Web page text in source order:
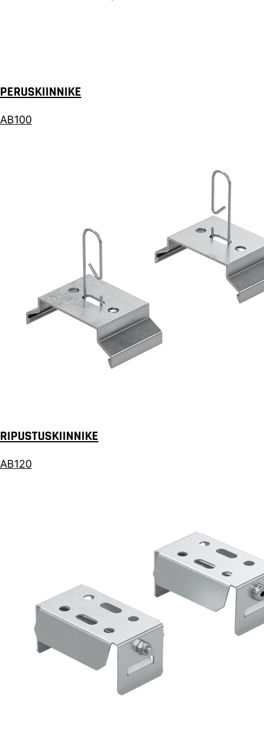
PERUSKIINNIKE
AB100
RIPUSTUSKIINNIKE
AB120